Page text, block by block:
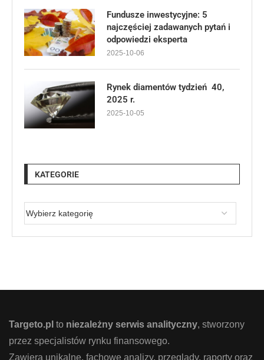
Fundusze inwestycyjne: 5
najczęściej zadawanych pytań i
odpowiedzi eksperta
2025-10-06
Rynek diamentów tydzień 40,
2025 r.
2025-10-05
KATEGORIE
Targeto.pl to niezależny serwis analityczny, stworzony
przez specjalistów rynku finansowego.
Zawiera unikalne, fachowe analizy, przeglądy, raporty oraz